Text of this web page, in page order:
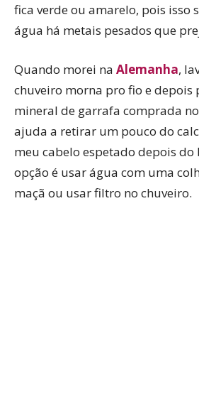
fica verde ou amarelo, pois isso
água há metais pesados que
Quando morei na Alemanha,
chuveiro morna pro fio e depois
mineral de garrafa comprada
ajuda a retirar um pouco do
meu cabelo espetado depois do
opção é usar água com uma
maçã ou usar filtro no chuveiro.